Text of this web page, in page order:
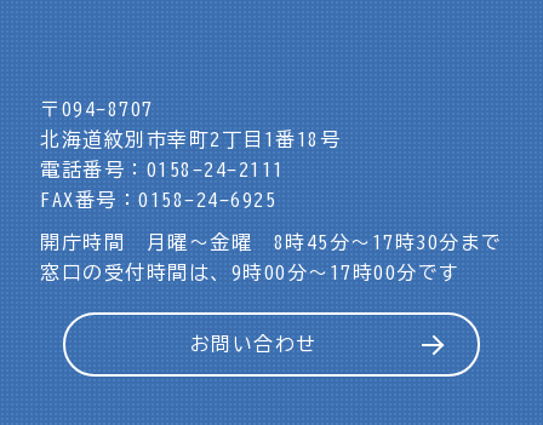
〒094-8707
北海道紋別市幸町2丁目1番18号
電話番号：0158-24-2111
FAX番号：0158-24-6925
開庁時間 月曜～金曜 8時45分～17時30分まで
窓口の受付時間は、9時00分～17時00分です
お問い合わせ